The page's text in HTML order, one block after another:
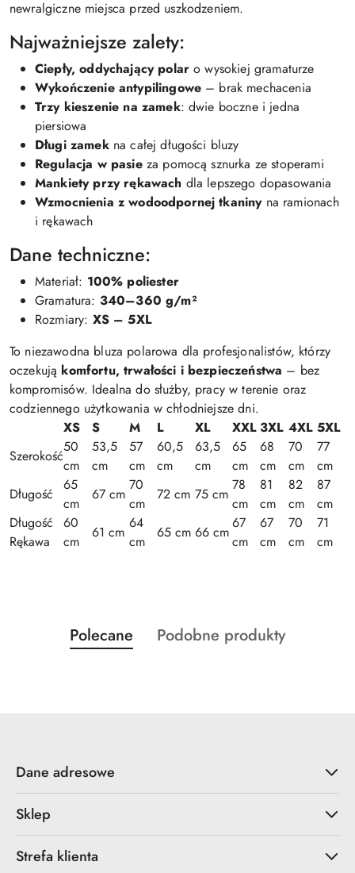
newralgiczne miejsca przed uszkodzeniem.
Najważniejsze zalety:
Ciepły, oddychający polar o wysokiej gramaturze
Wykończenie antypilingowe – brak mechacenia
Trzy kieszenie na zamek: dwie boczne i jedna
piersiowa
Długi zamekna całej długości bluzy
Regulacja w pasieza pomocą sznurka ze stoperami
Mankiety przy rękawach dla lepszego dopasowania
Wzmocnienia z wodoodpornej tkaninyna ramionach
i rękawach
Dane techniczne:
Materiał: 100% poliester
Gramatura: 340–360 g/m²
Rozmiary: XS – 5XL
To niezawodna bluza polarowa dla profesjonalistów, którzy
oczekują komfortu, trwałości i bezpieczeństwa – bez
kompromisów. Idealna do służby, pracy w terenie oraz
codziennego użytkowania w chłodniejsze dni.
XS
S M L XL XXL 3XL 4XL 5XL
Szerokość
50
cm
53,5
cm
57
cm
60,5
cm
63,5
cm
65
cm
68
cm
70
cm
77
cm
Długość
65
cm
67 cm
70
cm
72 cm 75 cm
78
cm
81
cm
82
cm
87
cm
Długość
Rękawa
60
cm
61 cm
64
cm
65 cm 66 cm
67
cm
67
cm
70
cm
71
cm
Pomiń karuzelę produktów
Produkty
o
Polecane
Produkty
Podobne produkty
Dane adresowe
Sklep
Strefa klienta